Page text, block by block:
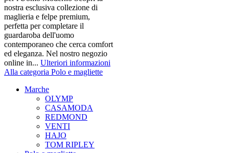
nostra esclusiva collezione di
maglieria e felpe premium,
perfetta per completare il
guardaroba dell'uomo
contemporaneo che cerca comfort
ed eleganza. Nel nostro negozio
online in... Ulteriori informazioni
Alla categoria Polo e magliette
Marche
OLYMP
CASAMODA
REDMOND
VENTI
HAJO
TOM RIPLEY